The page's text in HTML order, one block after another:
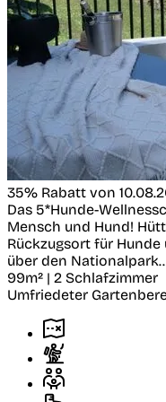
35% Rabatt von
Das 5*Hunde-
Mensch und Hund!
Rückzugsort für
über den
99m² | 2 Schlafzimmer
Umfriedeter